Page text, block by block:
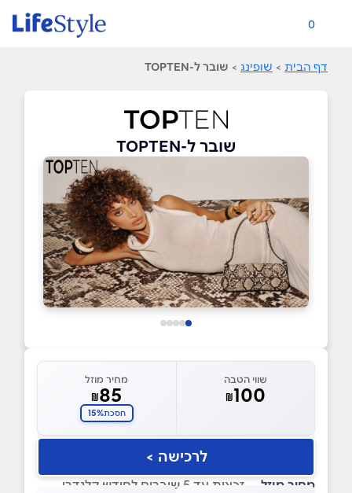
0
דף הבית > שופינג > שובר ל-TOPTEN
שובר ל-TOPTEN
שווי הטבה
₪100
מחיר מוזל
₪85
חסכת15%
לרכישה >
מחיר מוזל — זכאות עד 5 שוברים לחודש קלנדרי